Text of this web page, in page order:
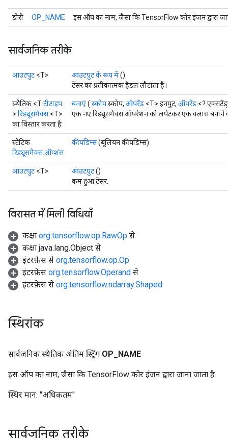
डोरी OP_NAME इस ऑप का नाम, जैसा कि TensorFlow कोर इंजन द्वारा
सार्वजनिक तरीके
आउटपुट <T> आउटपुट के रूप में()
टेंसर का प्रतीकात्मक हैंडल लौटाता है।
स्थैतिक <Tटीटाइप
> रिड्यूसमैक्स<T>
का विस्तार करता है
बनाएं( स्कोपस्कोप, ऑपरेंड <T> इनपुट, ऑपरेंड <?
एक नए रिड्यूसमैक्स ऑपरेशन को लपेटकर एक क्लास बनाने
स्टेटिक
रिड्यूसमैक्स.ऑप्शंस
कीपडिम्स(बूलियन कीपडिम्स)
आउटपुट <T> आउटपुट()
कम हुआ टेंसर.
विरासत में मिली विधियाँ
कक्षा org.tensorflow.op.RawOp से
कक्षा java.lang.Object से
इंटरफ़ेस से org.tensorflow.op.Op
इंटरफ़ेस org.tensorflow.Operand से
इंटरफ़ेस से org.tensorflow.ndarray.Shaped
स्थिरांक
सार्वजनिक स्थैतिक अंतिम स्ट्रिंग OP NAME
इस ऑप का नाम, जैसा कि TensorFlow कोर इंजन द्वारा जाना जाता है
स्थिर मान: "अधिकतम"
सार्वजनिक तरीके